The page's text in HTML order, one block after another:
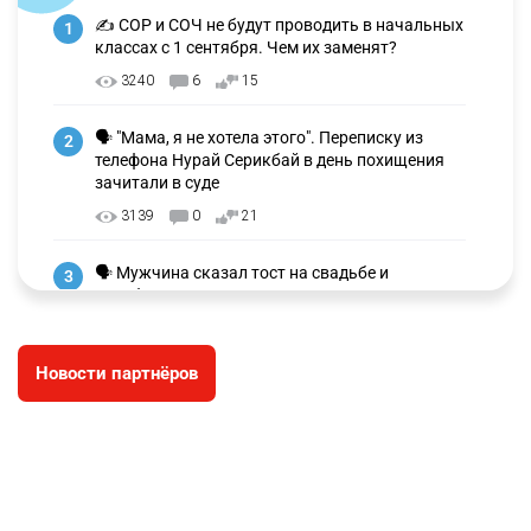
1
✍️ СОР и СОЧ не будут проводить в начальных
классах с 1 сентября. Чем их заменят?
3240 6 15
2
🗣 "Мама, я не хотела этого". Переписку из
телефона Нурай Серикбай в день похищения
зачитали в суде
3139 0 21
3
🗣 Мужчина сказал тост на свадьбе и
заработал уголовное дело
🐏 Скота больше, а мясо дороже. Почему в
Казахстане продолжают расти цены на
Новости партнёров